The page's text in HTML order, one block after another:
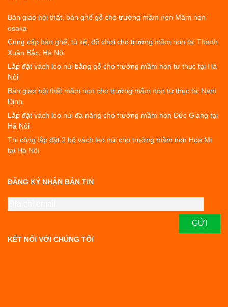
Bàn giao nội thật, bàn ghế gỗ cho trường mầm non Mầm non
osaka
Cung cấp bàn ghế, tủ kệ, đồ chơi cho trường mầm non tại Thanh
Xuân Bắc, Hà Nội
Lắp đặt vách leo núi bằng gỗ cho trường mầm non tư thục tại Hà
Nội
Bàn giao nội thất mầm non cho trường mầm non tư thục tại Nam
Định
Lắp đặt vách leo núi đa năng cho trường mầm non Đức Giang tại
Hà Nội
Thi công lắp đặt 2 bộ vách leo núi cho trường mầm non Họa Mi
tại Hà Nội
ĐĂNG KÝ NHẬN BẢN TIN
KẾT NỐI VỚI CHÚNG TÔI